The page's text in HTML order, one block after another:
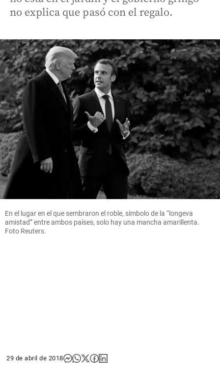
no explica que pasó con el regalo.
En el lugar en el que sembraron el roble, símbolo de la “longeva
amistad” entre ambos países, solo hay una mancha amarillenta.
Foto Reuters.
29 de abril de 2018